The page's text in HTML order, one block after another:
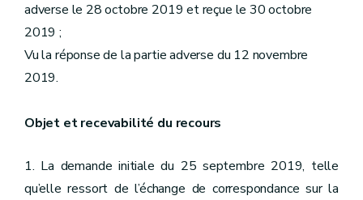
adverse le 28 octobre 2019 et reçue le 30 octobre
2019 ;
Vu la réponse de la partie adverse du 12 novembre
2019.
Objet et recevabilité du recours
1. La demande initiale du 25 septembre 2019, telle
qu’elle ressort de l’échange de correspondance sur la